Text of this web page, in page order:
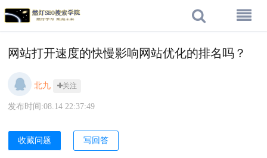
网站打开速度的快慢影响网站优化的排名吗？
北九 关注
发布时间:08.14 22:37:49
收藏问题 写回答